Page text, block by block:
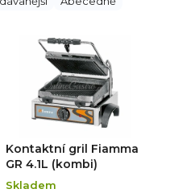
Kontaktní gril Fiamma
GR 4.1L (kombi)
Skladem